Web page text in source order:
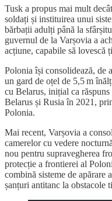
Tusk a propus mai mult
soldați și instituirea unui
bărbații adulți până la
guvernul de la Varșovia a
acțiune, capabile să lovescă
Polonia își consolidează, de
un gard de oțel de 5,5 m
cu Belarus, inițial ca
Belarus și Rusia în 2021,
Polonia.
Mai recent, Varșovia a
camerelor cu vedere
nou pentru supravegherea
protecție a frontierei al
combină sisteme de apărare
șanțuri antitanc la obstacole